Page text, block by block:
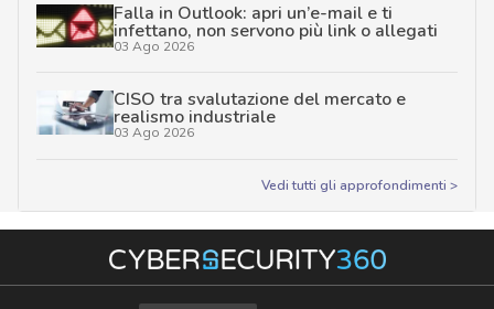
Falla in Outlook: apri un’e-mail e ti
infettano, non servono più link o allegati
03 Ago 2026
CISO tra svalutazione del mercato e
realismo industriale
03 Ago 2026
Vedi tutti gli approfondimenti >